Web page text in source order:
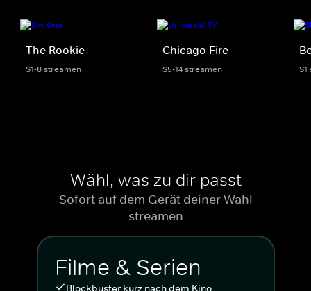
The Rookie
S1-8 streamen
Chicago Fire
S5-14 streamen
Wähl, was zu dir passt
Sofort auf dem Gerät deiner Wahl
streamen
Filme & Serien
Blockbuster kurz nach dem Kino